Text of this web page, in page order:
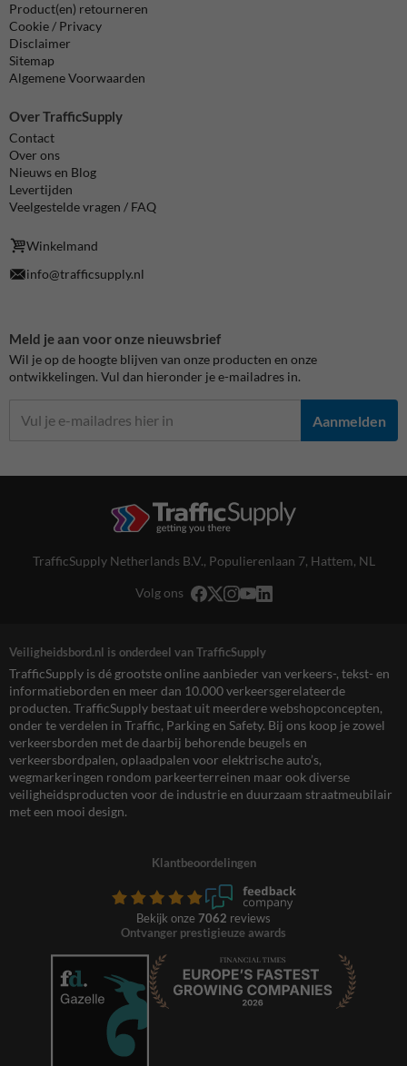
Product(en) retourneren
Cookie / Privacy
Disclaimer
Sitemap
Algemene Voorwaarden
Over TrafficSupply
Contact
Over ons
Nieuws en Blog
Levertijden
Veelgestelde vragen / FAQ
Winkelmand
info@trafficsupply.nl
Meld je aan voor onze nieuwsbrief
Wil je op de hoogte blijven van onze producten en onze
ontwikkelingen. Vul dan hieronder je e-mailadres in.
Aanmelden
TrafficSupply Netherlands B.V., Populierenlaan 7, Hattem, NL
Volg ons
Veiligheidsbord.nl is onderdeel van TrafficSupply
TrafficSupply is dé grootste online aanbieder van verkeers-, tekst- en
informatieborden en meer dan 10.000 verkeersgerelateerde
producten. TrafficSupply bestaat uit meerdere webshopconcepten,
onder te verdelen in Traffic, Parking en Safety. Bij ons koop je zowel
verkeersborden met de daarbij behorende beugels en
verkeersbordpalen, oplaadpalen voor elektrische auto’s,
wegmarkeringen rondom parkeerterreinen maar ook diverse
veiligheidsproducten voor de industrie en duurzaam straatmeubilair
met een mooi design.
Klantbeoordelingen
Bekijk onze 7062 reviews
Ontvanger prestigieuze awards